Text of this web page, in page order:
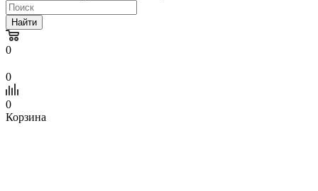
Найти
0
0
0
Корзина